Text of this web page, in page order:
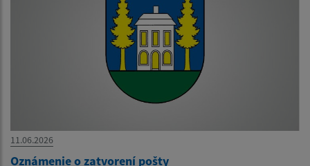
11.06.2026
Oznámenie o zatvorení pošty